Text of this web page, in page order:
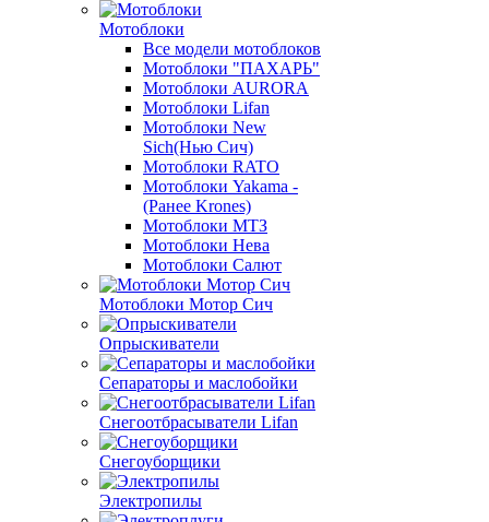
Мотоблоки
Все модели мотоблоков
Мотоблоки "ПАХАРЬ"
Мотоблоки AURORA
Мотоблоки Lifan
Мотоблоки New
Sich(Нью Сич)
Мотоблоки RATO
Мотоблоки Yakama -
(Ранее Krones)
Мотоблоки МТЗ
Мотоблоки Нева
Мотоблоки Салют
Мотоблоки Мотор Сич
Опрыскиватели
Сепараторы и маслобойки
Снегоотбрасыватели Lifan
Снегоуборщики
Электропилы